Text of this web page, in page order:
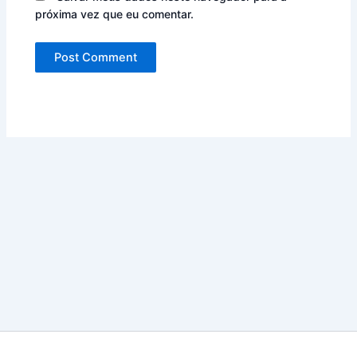
próxima vez que eu comentar.